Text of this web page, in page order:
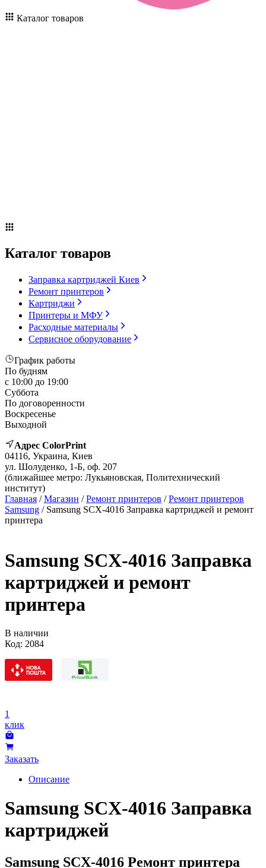
Каталог товаров
Каталог товаров
Заправка картриджей Киев
Ремонт принтеров
Картриджи
Принтеры и МФУ
Расходные материалы
Сервисное оборудование
График работы
По будням
с 10:00 до 19:00
Суббота
По договоренности
Воскресенье
Выходной
Адрес ColorPrint
04116, Украина, Киев
ул. Шолуденко, 1-Б, оф. 207
(ближайшее метро: Лукьяновская, Политехнический
институт)
Главная /Магазин /Ремонт принтеров /Ремонт принтеров
Samsung / Samsung SCX-4016 Заправка картриджей и ремонт
принтера
Samsung SCX-4016 Заправка
картриджей и ремонт
принтера
В наличии
Код: 2084
1
клик
Заказать
Описание
Samsung SCX-4016 Заправка
картриджей
Samsung SCX-4016 Ремонт принтера